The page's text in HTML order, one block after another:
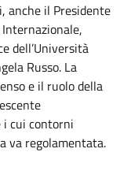
anche il Presidente
dell’Università
Russo. La
e il ruolo della
cui contorni
va regolamentata.